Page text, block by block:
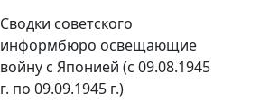
Сводки советского
информбюро освещающие
войну с Японией (с 09.08.1945
г. по 09.09.1945 г.)